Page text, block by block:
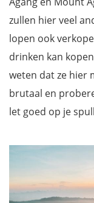
zullen hier veel
lopen ook
drinken kan
weten dat ze hier
brutaal en
let goed op je